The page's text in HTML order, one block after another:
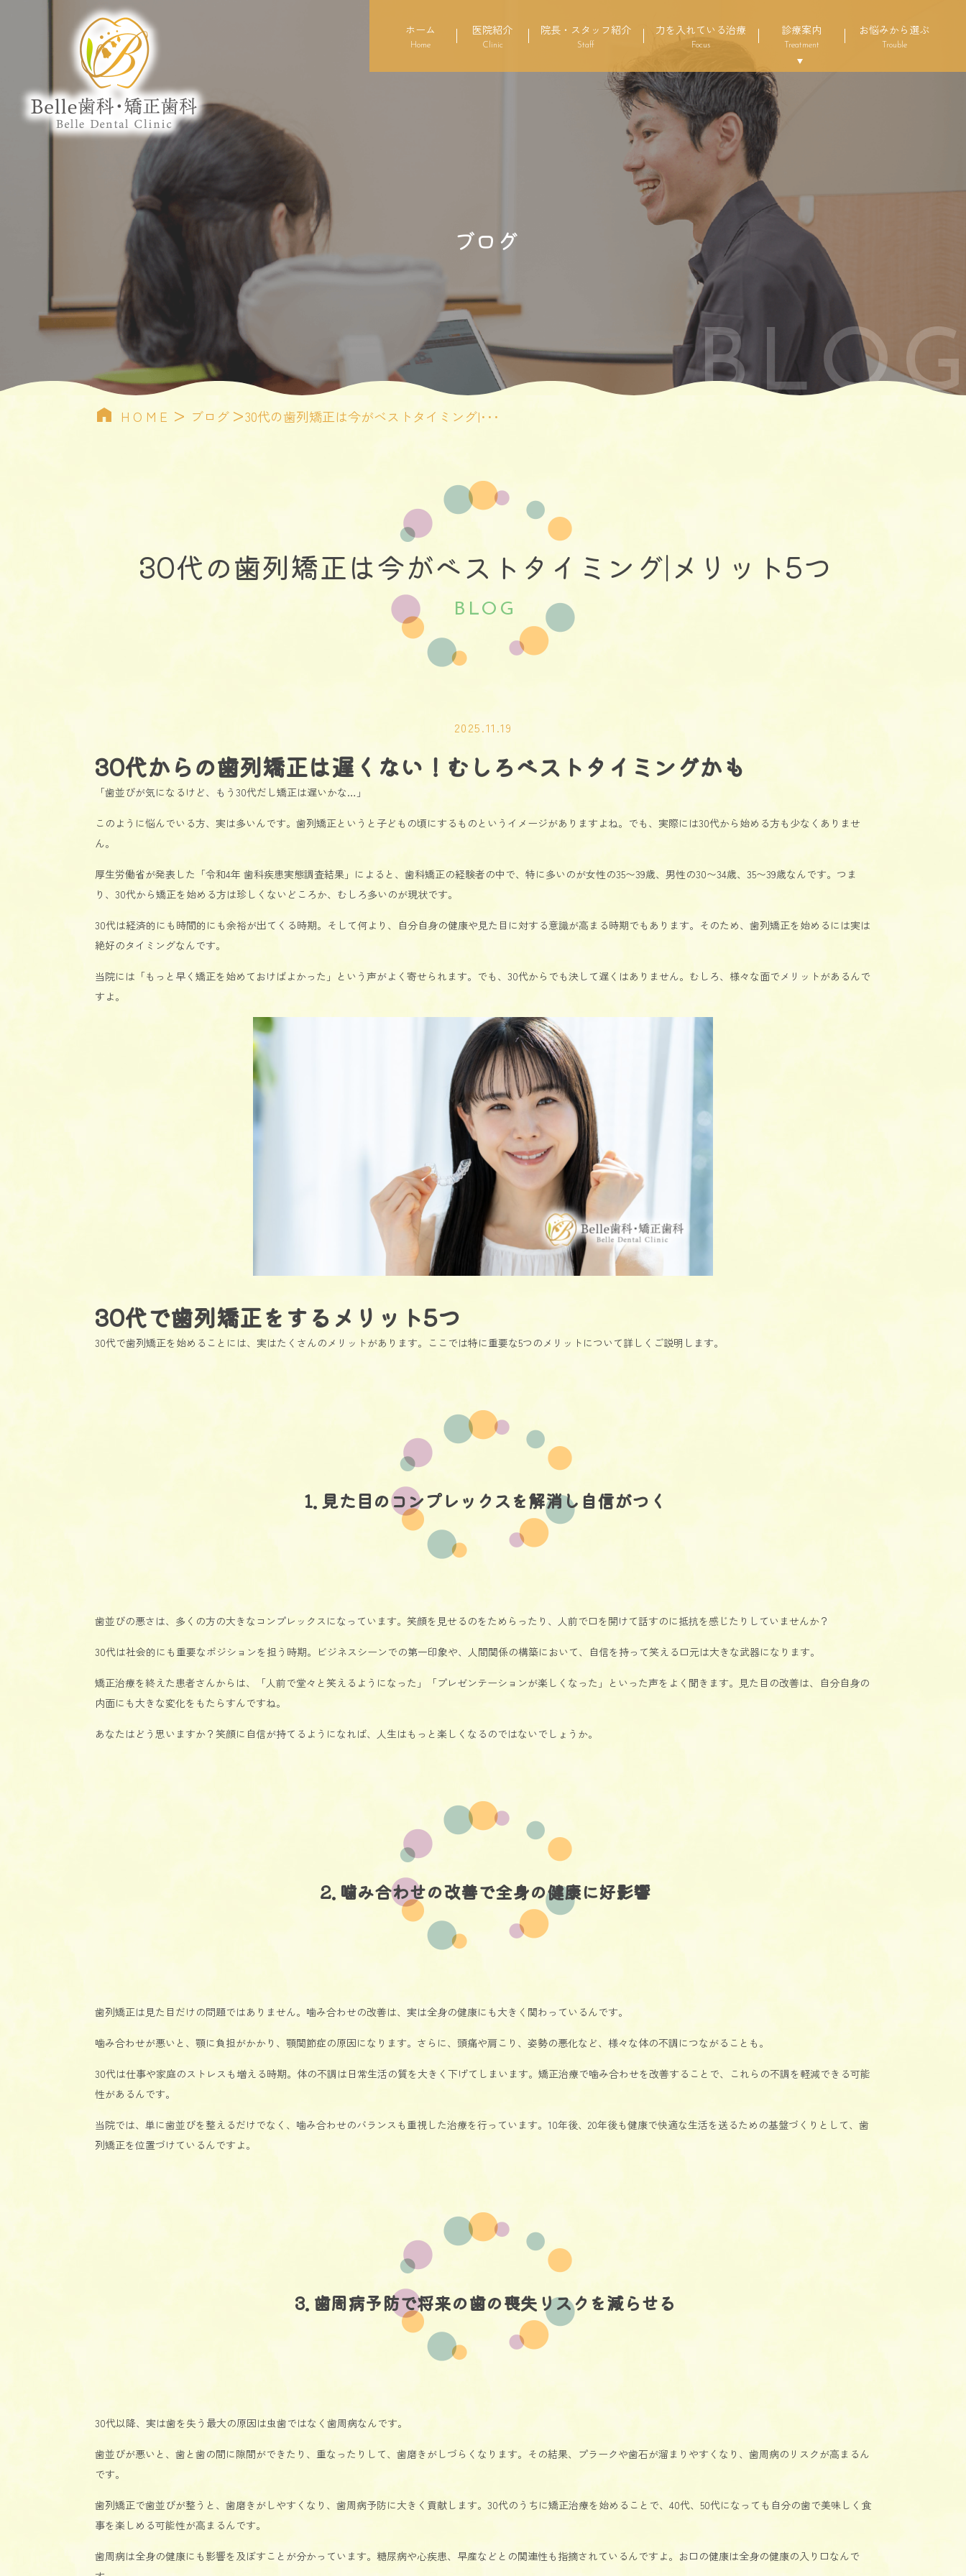
ホーム
Home
医院紹介
Clinic
院長・スタッフ紹介
Staff
力を入れている治療
Focus
診療案内
Treatment
お悩みから選ぶ
Trouble
ブログ
HOME > ブログ >30代の歯列矯正は今がベストタイミング|･･･
30代の歯列矯正は今がベストタイミング|メリット5つ
BLOG
2025.11.19
30代からの歯列矯正は遅くない！むしろベストタイミングかも
「歯並びが気になるけど、もう30代だし矯正は遅いかな…」
このように悩んでいる方、実は多いんです。歯列矯正というと子どもの頃にするものというイメージがありますよね。でも、実際には30代から始める方も少なくありませ
ん。
厚生労働省が発表した「令和4年 歯科疾患実態調査結果」によると、歯科矯正の経験者の中で、特に多いのが女性の35〜39歳、男性の30〜34歳、35〜39歳なんです。つま
り、30代から矯正を始める方は珍しくないどころか、むしろ多いのが現状です。
30代は経済的にも時間的にも余裕が出てくる時期。そして何より、自分自身の健康や見た目に対する意識が高まる時期でもあります。そのため、歯列矯正を始めるには実は
絶好のタイミングなんです。
当院には「もっと早く矯正を始めておけばよかった」という声がよく寄せられます。でも、30代からでも決して遅くはありません。むしろ、様々な面でメリットがあるんで
すよ。
30代で歯列矯正をするメリット5つ
30代で歯列矯正を始めることには、実はたくさんのメリットがあります。ここでは特に重要な5つのメリットについて詳しくご説明します。
1. 見た目のコンプレックスを解消し自信がつく
歯並びの悪さは、多くの方の大きなコンプレックスになっています。笑顔を見せるのをためらったり、人前で口を開けて話すのに抵抗を感じたりしていませんか？
30代は社会的にも重要なポジションを担う時期。ビジネスシーンでの第一印象や、人間関係の構築において、自信を持って笑える口元は大きな武器になります。
矯正治療を終えた患者さんからは、「人前で堂々と笑えるようになった」「プレゼンテーションが楽しくなった」といった声をよく聞きます。見た目の改善は、自分自身の
内面にも大きな変化をもたらすんですね。
あなたはどう思いますか？笑顔に自信が持てるようになれば、人生はもっと楽しくなるのではないでしょうか。
2. 噛み合わせの改善で全身の健康に好影響
歯列矯正は見た目だけの問題ではありません。噛み合わせの改善は、実は全身の健康にも大きく関わっているんです。
噛み合わせが悪いと、顎に負担がかかり、顎関節症の原因になります。さらに、頭痛や肩こり、姿勢の悪化など、様々な体の不調につながることも。
30代は仕事や家庭のストレスも増える時期。体の不調は日常生活の質を大きく下げてしまいます。矯正治療で噛み合わせを改善することで、これらの不調を軽減できる可能
性があるんです。
当院では、単に歯並びを整えるだけでなく、噛み合わせのバランスも重視した治療を行っています。10年後、20年後も健康で快適な生活を送るための基盤づくりとして、歯
列矯正を位置づけているんですよ。
3. 歯周病予防で将来の歯の喪失リスクを減らせる
30代以降、実は歯を失う最大の原因は虫歯ではなく歯周病なんです。
歯並びが悪いと、歯と歯の間に隙間ができたり、重なったりして、歯磨きがしづらくなります。その結果、プラークや歯石が溜まりやすくなり、歯周病のリスクが高まるん
です。
歯列矯正で歯並びが整うと、歯磨きがしやすくなり、歯周病予防に大きく貢献します。30代のうちに矯正治療を始めることで、40代、50代になっても自分の歯で美味しく食
事を楽しめる可能性が高まるんです。
歯周病は全身の健康にも影響を及ぼすことが分かっています。糖尿病や心疾患、早産などとの関連性も指摘されているんですよ。お口の健康は全身の健康の入り口なんで